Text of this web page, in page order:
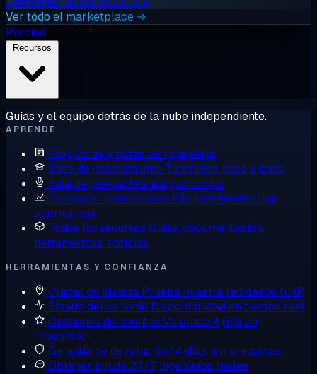
Ver todo el marketplace →
Precios
Guías y el equipo detrás de la nube independiente.
APRENDE
Blog Guías y notas de ingeniería
Base de conocimiento Tutoriales paso a paso
Sala de prensa Prensa y anuncios
Comparar proveedores Cloudzy frente a las
alternativas
Todos los recursos Guías, documentación,
herramientas, noticias
HERRAMIENTAS Y CONFIANZA
Cristal de Mirada Prueba nuestra red desde tu IP
Estado del servicio Disponibilidad en tiempo real
Opiniones de clientes Valorado 4,6/5 en
Trustpilot
Garantía de devolución 14 días, sin preguntas
Obtener ayuda 24/7, ingenieros reales